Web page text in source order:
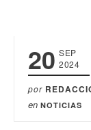
20 SEP
2024
por
en NOTICIAS